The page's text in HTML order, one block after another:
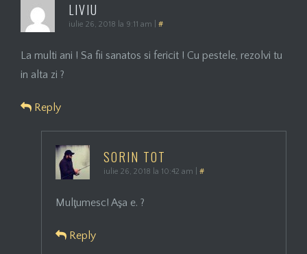
LIVIU
iulie 26, 2018 la 9:11 am #
La multi ani ! Sa fii sanatos si fericit ! Cu pestele, rezolvi tu
in alta zi ?
Reply
SORIN TOT
iulie 26, 2018 la 10:42 am #
Mulţumesc! Aşa e. ?
Reply